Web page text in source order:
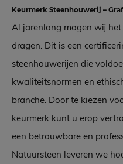
Keurmerk Steenhouwerij –
Al jarenlang mogen wij het
dragen. Dit is een
steenhouwerijen die
kwaliteitsnormen en
branche. Door te kiezen
keurmerk kunt u erop
een betrouwbare en
Natuursteen leveren we